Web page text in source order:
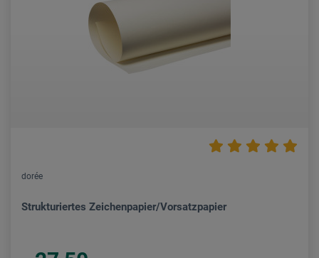
dorée
Strukturiertes Zeichenpapier/Vorsatzpapier